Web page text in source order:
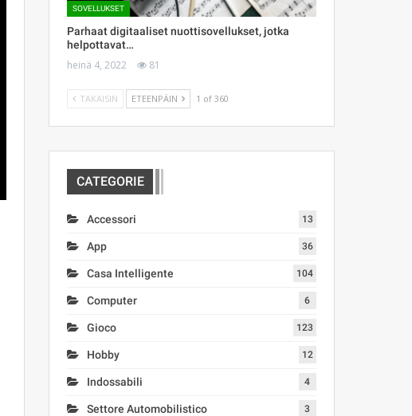
SOVELLUKSET
Parhaat digitaaliset nuottisovellukset, jotka
helpottavat…
heinä 4, 2022 81
TAKAISIN ETEENPÄIN 1 of 360
CATEGORIE
Accessori 13
App 36
Casa Intelligente 104
Computer 6
Gioco 123
Hobby 12
Indossabili 4
Settore Automobilistico 3